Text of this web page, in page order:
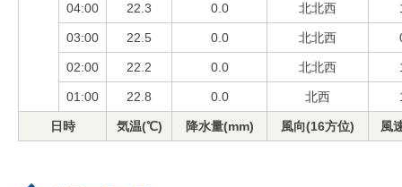
04:00 22.3 0.0 北北西
03:00 22.5 0.0 北北西
02:00 22.2 0.0 北北西
01:00 22.8 0.0 北西
日時 気温(℃) 降水量(mm) 風向(16方位) 風